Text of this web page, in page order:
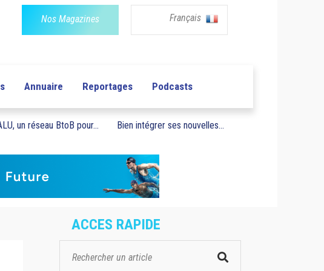
Nos Magazines Français
Annuaire Reportages Podcasts
un réseau BtoB pour... Bien intégrer ses nouvelles...
ACCES RAPIDE